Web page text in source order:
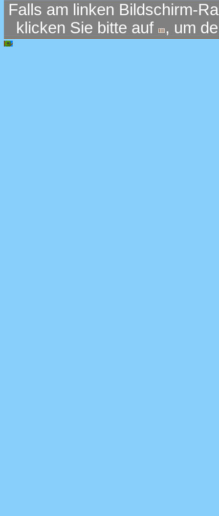
Falls am linken Bildschirm-
klicken Sie bitte auf
, um